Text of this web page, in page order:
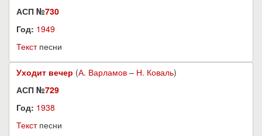
АСП №730
Год: 1949
Текстпесни
Уходит вечер (А. Варламов – Н. Коваль)
АСП №729
Год: 1938
Текстпесни